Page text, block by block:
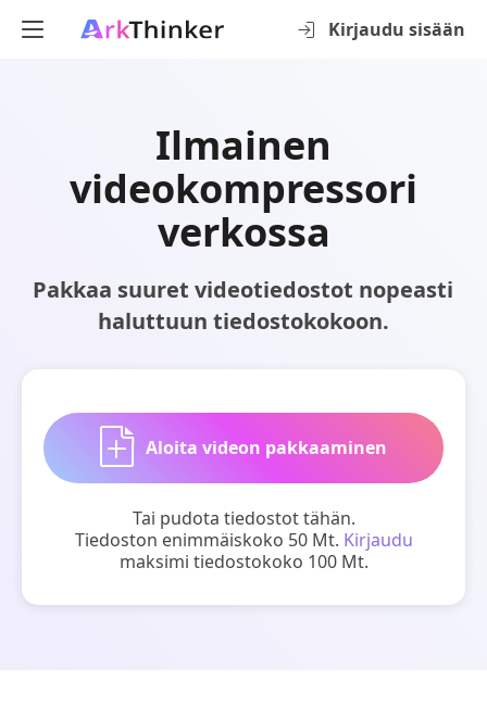
Kirjaudu sisään
Ilmainen
videokompressori
verkossa
Pakkaa suuret videotiedostot nopeasti
haluttuun tiedostokokoon.
Aloita videon pakkaaminen
Tai pudota tiedostot tähän.
Tiedoston enimmäiskoko 50 Mt. Kirjaudu
maksimi tiedostokoko 100 Mt.